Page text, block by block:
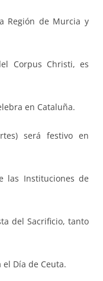
Región de Murcia y
Corpus Christi, es
en Cataluña.
será festivo en
las Instituciones de
del Sacrificio, tanto
Día de Ceuta.